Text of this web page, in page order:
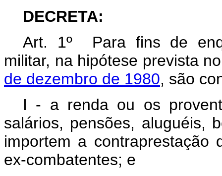
DECRETA:
Art. 1º Para fins de
militar, na hipótese prevista
de dezembro de 1980, são
I - a renda ou os
salários, pensões, aluguéis,
importem a contraprestação
ex-combatentes; e